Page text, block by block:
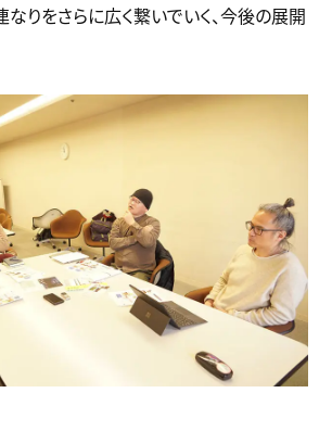
なりをさらに広く繋いでいく、今後の展開